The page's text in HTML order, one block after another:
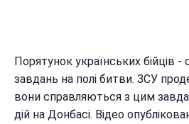
Порятунок українських бійців -
завдань на полі битви. ЗСУ
вони справляються з цим
дій на Донбасі. Відео